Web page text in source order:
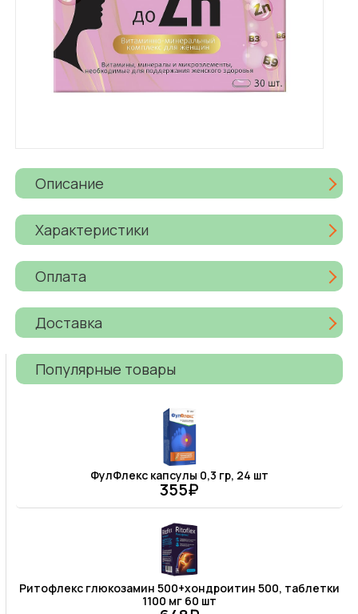
Описание
Характеристики
Оплата
Доставка
Популярные товары
ФулФлекс капсулы 0,3 гр, 24 шт
355₽
Ритофлекс глюкозамин 500+хондроитин 500, таблетки
1100 мг 60 шт